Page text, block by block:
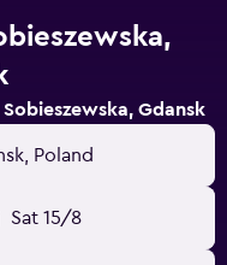
Gdansk
Poland
Sat 15/8